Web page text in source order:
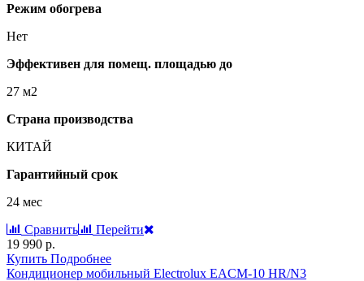
Режим обогрева
Нет
Эффективен для помещ. площадью до
27 м2
Страна производства
КИТАЙ
Гарантийный срок
24 мес
Сравнить
Перейти
19 990 р.
Купить Подробнее
Кондиционер мобильный Electrolux EACM-10 HR/N3